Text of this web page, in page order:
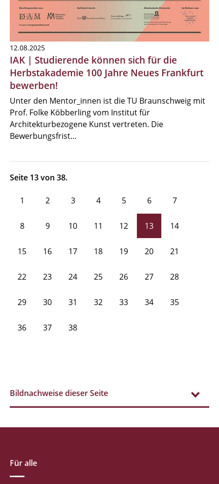
12.08.2025
IAK | Studierende können sich für die
Herbstakademie 100 Jahre Neues Frankfurt
bewerben!
Unter den Mentor_innen ist die TU Braunschweig mit
Prof. Folke Köbberling vom Institut für
Architekturbezogene Kunst vertreten. Die
Bewerbungsfrist…
Seite 13 von 38.
1 2 3 4 5 6 7
8 9 10 11 12 13 14
15 16 17 18 19 20 21
22 23 24 25 26 27 28
29 30 31 32 33 34 35
36 37 38
Bildnachweise dieser Seite
Für alle